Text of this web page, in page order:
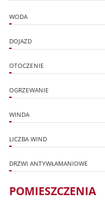
WODA
DOJAZD
OTOCZENIE
OGRZEWANIE
WINDA
LICZBA WIND
DRZWI ANTYWŁAMANIOWE
POMIESZCZENIA